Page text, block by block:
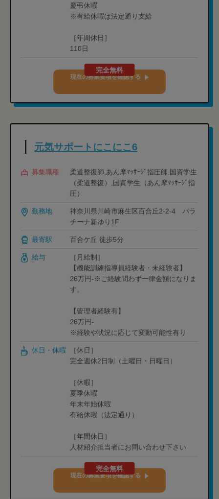
慶弔休暇
※有給休暇は法定通り支給
［年間休日］
110日
完全無料
現在の募集要項を確認する
元気サポートにこにこ6
募集職種
柔道整復師,あん摩ﾏｯｻｰｼﾞ指圧師,国資学生
（柔道整復）,国資学生（あん摩ﾏｯｻｰｼﾞ指
圧）
勤務地
神奈川県川崎市麻生区百合丘2-2-4 パラ
チーナ新ゆり1F
最寄駅 百合ケ丘 徒歩5分
給与
［月給制］
【機能訓練指導員経験者・未経験者】
26万円-※ご経験問わず一律金額になりま
す。
【管理者経験有】
26万円-
※経験や状況に応じて変動可能性有り
休日・休暇
［休日］
完全週休2日制（土曜日・日曜日）
［休暇］
夏季休暇
年末年始休暇
有給休暇（法定通り）
［年間休日］
人材紹介担当者にお問い合わせ下さい
完全無料
現在の募集要項を確認する